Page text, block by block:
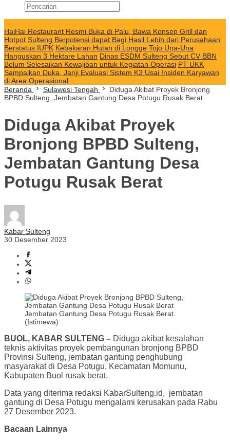
HaiHai Restaurant Resmi Buka di Palu, Bawa Konsep Grill dan
Hotpot Sulteng Berpotensi dapat Bagi Hasil Lebih dari Perusahaan
Berstatus IUPK Kebakaran Hutan di Longge Tojo Una-Una
Hanguskan 3 Hektare Lahan Dinas ESDM Sulteng Sebut CV BBN
Belum Selesaikan Kewajiban untuk Kegiatan Operasi PT UKK
Sampaikan Duka, Janji Evaluasi Sistem K3 Usai Insiden Karyawan
di Area Operasional
Beranda
Sulawesi Tengah
Diduga Akibat Proyek Bronjong
BPBD Sulteng, Jembatan Gantung Desa Potugu Rusak Berat
Diduga Akibat Proyek
Bronjong BPBD Sulteng,
Jembatan Gantung Desa
Potugu Rusak Berat
Kabar Sulteng
30 Desember 2023
Jembatan Gantung Desa Potugu Rusak Berat.
(Istimewa)
BUOL, KABAR SULTENG – Diduga akibat kesalahan
teknis aktivitas proyek pembangunan bronjong BPBD
Provinsi Sulteng, jembatan gantung penghubung
masyarakat di Desa Potugu, Kecamatan Momunu,
Kabupaten Buol rusak berat.
Data yang diterima redaksi KabarSulteng.id, jembatan
gantung di Desa Potugu mengalami kerusakan pada Rabu
27 Desember 2023.
Bacaan Lainnya